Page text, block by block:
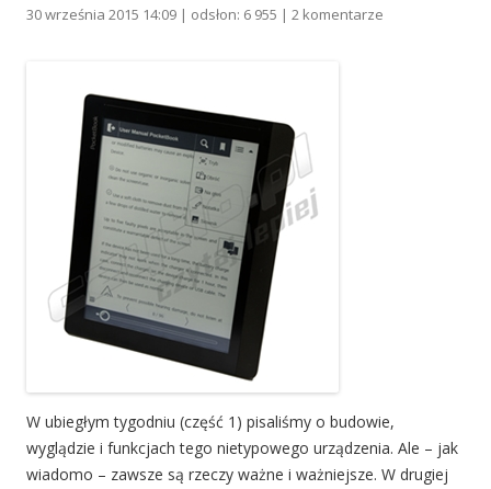
30 września 2015 14:09 | odsłon: 6 955 | 2 komentarze
W ubiegłym tygodniu (część 1) pisaliśmy o budowie,
wyglądzie i funkcjach tego nietypowego urządzenia. Ale – jak
wiadomo – zawsze są rzeczy ważne i ważniejsze. W drugiej